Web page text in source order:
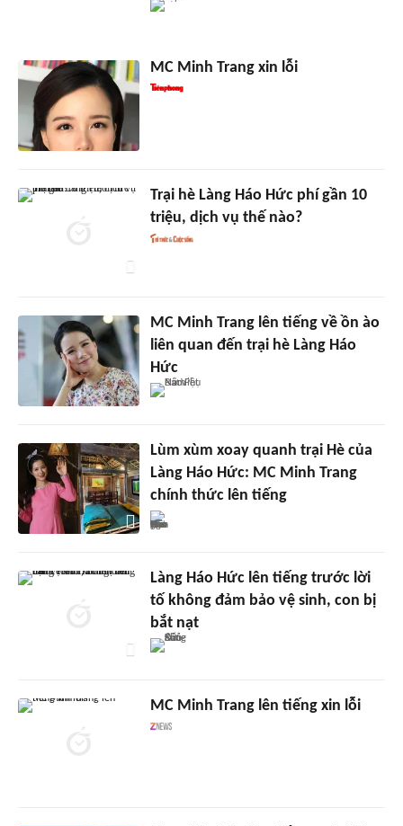
MC Minh Trang xin lỗi
Trại hè Làng Háo Hức phí gần 10
triệu, dịch vụ thế nào?
MC Minh Trang lên tiếng về ồn ào
liên quan đến trại hè Làng Háo
Hức
Lùm xùm xoay quanh trại Hè của
Làng Háo Hức: MC Minh Trang
chính thức lên tiếng
Làng Háo Hức lên tiếng trước lời
tố không đảm bảo vệ sinh, con bị
bắt nạt
MC Minh Trang lên tiếng xin lỗi